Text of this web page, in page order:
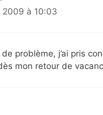
2009 à 10:03
de problème, j’ai pris
mon retour de